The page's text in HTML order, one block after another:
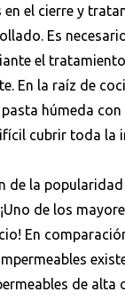
en el cierre y
Es
el
En la raíz de
húmeda
cubrir toda la
de la
de los
En
de alta